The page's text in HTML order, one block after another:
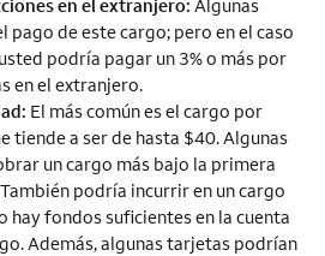
en el extranjero: Algunas
pago de este cargo; pero en el caso
podría pagar un 3% o más por
en el extranjero.
El más común es el cargo por
tiende a ser de hasta $40. Algunas
un cargo más bajo la primera
podría incurrir en un cargo
hay fondos suficientes en la cuenta
Además, algunas tarjetas podrían